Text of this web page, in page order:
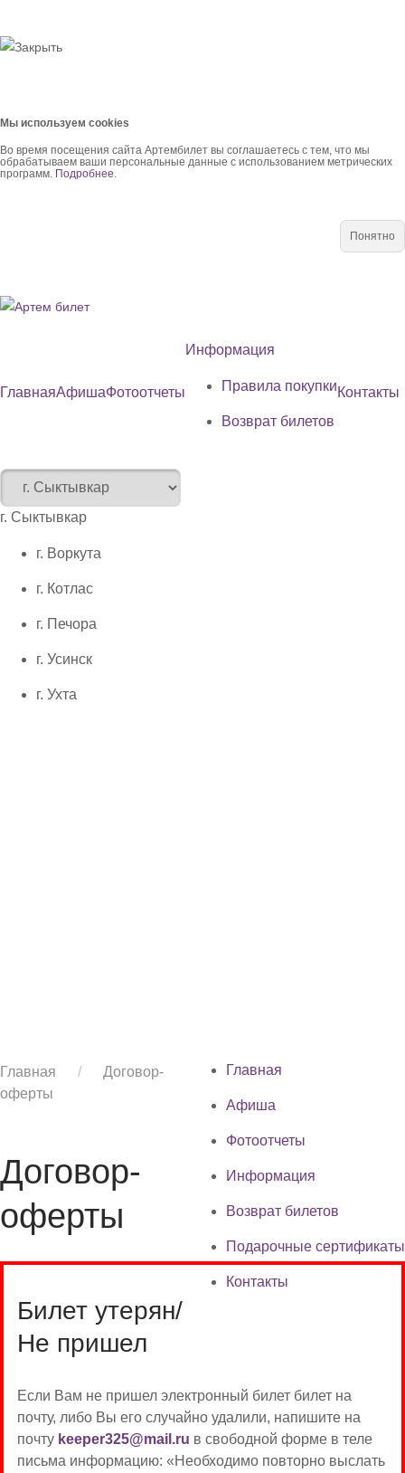
Мы используем cookies
Во время посещения сайта Артембилет вы соглашаетесь с тем, что мы
обрабатываем ваши персональные данные с использованием метрических
программ. Подробнее.
Понятно
ГлавнаяАфишаФотоотчеты
Информация
Правила покупки
Возврат билетов
Контакты
г. Сыктывкар
г. Воркута
г. Котлас
г. Печора
г. Усинск
г. Ухта
Главная
Афиша
Фотоотчеты
Информация
Возврат билетов
Подарочные сертификаты
Контакты
Главная /
Договор-
оферты
Договор-
оферты
Билет утерян/
Не пришел
Если Вам не пришел электронный билет билет на
почту, либо Вы его случайно удалили, напишите на
почту keeper325@mail.ru в свободной форме в теле
письма информацию: «Необходимо повторно выслать